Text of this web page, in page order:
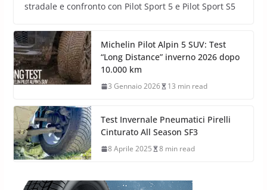
stradale e confronto con Pilot Sport 5 e Pilot Sport S5
Michelin Pilot Alpin 5 SUV: Test
“Long Distance” inverno 2026 dopo
10.000 km
3 Gennaio 2026 13 min read
Test Invernale Pneumatici Pirelli
Cinturato All Season SF3
8 Aprile 2025 8 min read